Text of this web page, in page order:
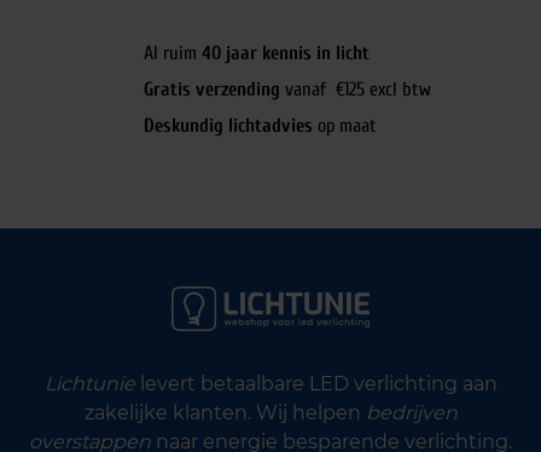
Al ruim 40 jaar kennis in licht
Gratis verzending vanaf €125 excl btw
Deskundig lichtadvies op maat
Lichtunielevert betaalbare LED verlichting aan
zakelijke klanten. Wij helpen bedrijven
overstappen naar energie besparende verlichting.